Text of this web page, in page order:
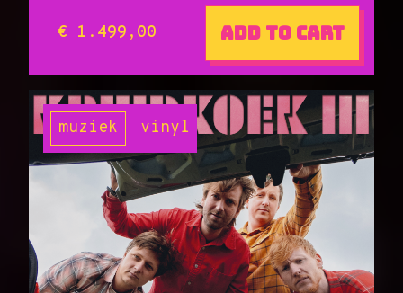
€ 1.499,00 Add to cart
muziek vinyl